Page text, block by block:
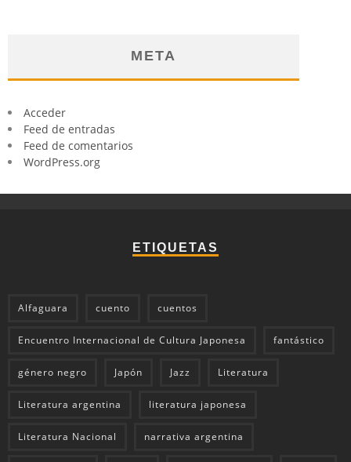
META
Acceder
Feed de entradas
Feed de comentarios
WordPress.org
ETIQUETAS
Alfaguara cuento cuentos
Encuentro Internacional de Cultura Japonesa fantástico
género negro Japón Jazz Literatura
Literatura argentina literatura japonesa
Literatura Nacional narrativa argentina